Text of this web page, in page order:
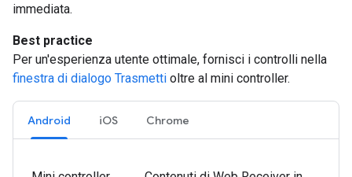
immediata.
Best practice
Per un'esperienza utente ottimale, fornisci i controlli nella
finestra di dialogo Trasmetti oltre al mini controller.
Android iOS Chrome